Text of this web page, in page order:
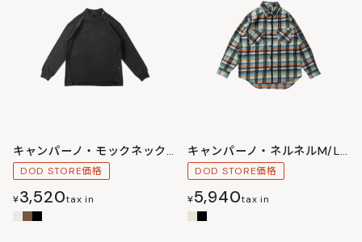
キャンパーノ・モックネックM/L/XL
DOD STORE価格
¥3,520tax in
キャンパーノ・ネルネルM/L/XL
DOD STORE価格
¥5,940tax in